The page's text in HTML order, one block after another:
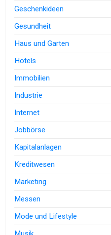
Geschenkideen
Gesundheit
Haus und Garten
Hotels
Immobilien
Industrie
Internet
Jobbörse
Kapitalanlagen
Kreditwesen
Marketing
Messen
Mode und Lifestyle